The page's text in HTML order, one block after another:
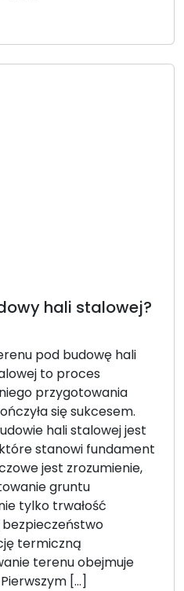
hali stalowej?
pod budowę hali
to proces
przygotowania
się sukcesem.
hali stalowej jest
stanowi fundament
jest zrozumienie,
gruntu
tylko trwałość
bezpieczeństwo
termiczną
terenu obejmuje
[…]